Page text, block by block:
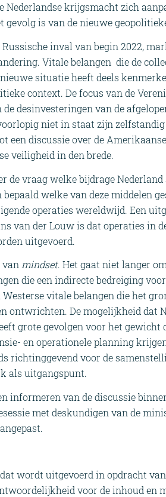
Nederlandse krijgsmacht zich
is van de nieuwe
inval van begin 2022,
Vitale belangen die de
situatie heeft deels
context. De focus van de
desinvesteringen van de
niet in staat zijn zelfstandig
een discussie over de
veiligheid in den brede.
vraag welke bijdrage Nederland
welke van deze middelen
operaties wereldwijd. Een
van der Louw is dat operaties in
uitgevoerd.
mindset. Het gaat niet langer om
die een indirecte bedreiging
vitale belangen die het
ontwrichten. De mogelijkheid dat
grote gevolgen voor het gewicht
en operationele planning
richtinggevend voor de
als uitgangspunt.
informeren van de discussie
met deskundigen van de
wordt uitgevoerd in opdracht
voor de inhoud en